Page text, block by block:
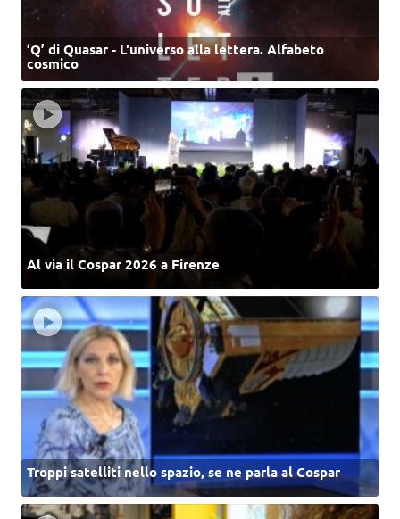
‘Q’ di Quasar - L'universo alla lettera. Alfabeto
cosmico
Al via il Cospar 2026 a Firenze
Troppi satelliti nello spazio, se ne parla al Cospar